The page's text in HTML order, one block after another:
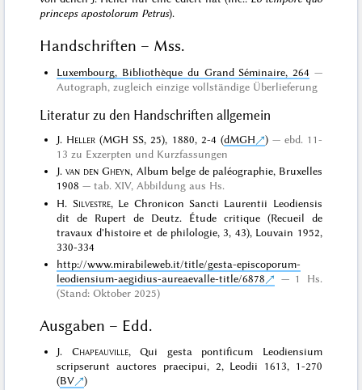
princeps apostolorum Petrus).
Handschriften – Mss.
Luxembourg, Bibliothèque du Grand Séminaire, 264
Autograph, zugleicheinzige vollständige Überlieferung
Literatur zu den Handschriften allgemein
J. Heller (MGH SS, 25), 1880, 2-4 (dMGH )
ebd. 11-
13 zu Exzerpten und Kurzfassungen
J.van den Gheyn, Album belge de paléographie, Bruxelles
1908
tab. XIV, Abbildung aus Hs.
H. Silvestre, Le Chronicon Sancti Laurentii Leodiensis
dit de Rupert de Deutz. Étude critique (Recueil de
travaux d'histoire et de philologie, 3, 43), Louvain 1952,
330-334
http://www.mirabileweb.it/title/gesta-episcoporum-
leodiensium-aegidius-aureaevalle-title/6878
1 Hs.
(Stand: Oktober 2025)
Ausgaben – Edd.
J. Chapeauville, Qui gesta pontificum Leodiensium
scripserunt auctores praecipui, 2, Leodii 1613, 1-270
(BV
)